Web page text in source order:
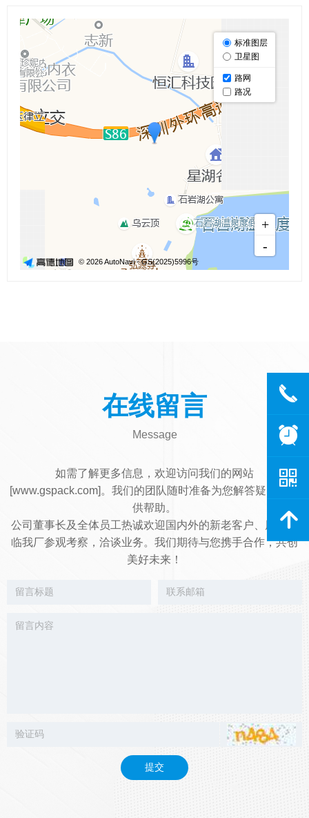
在线留言
Message
提交
如需了解更多信息，欢迎访问我们的网站
[www.gspack.com]。 我们的团队随时准备为您解答疑问和提
供帮助。
公司董事长及全体员工热诚欢迎国内外的新老客户、朋友亲
临我厂参观考察，洽谈业务。我们期待与您携手合作，共创
美好未来！
끅
뀥
낃
녕